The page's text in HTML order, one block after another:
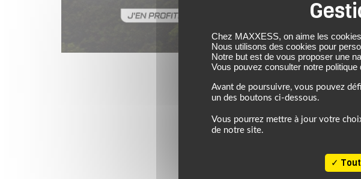
Jusqu’au 24 août 2026, profitez de
Chez MAXXESS, on aime les
Nous utilisons des cookies pour
Notre but est de vous proposer une
Vous pouvez consulter notre
Avant de poursuivre, vous pouvez
un des boutons ci-dessous.
Vous pourrez mettre à jour votre
de notre site.